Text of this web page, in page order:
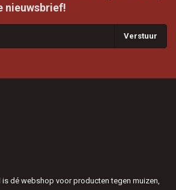
nieuwsbrief!
Verstuur
is dé webshop voor producten tegen muizen,